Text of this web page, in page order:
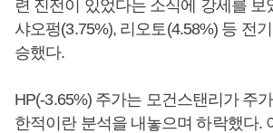
련 진전이 있었다는 소식에 강세를 보
샤오펑(3.75%), 리오토(4.58%) 등 전
승했다.
HP(-3.65%) 주가는 모건스탠리가 주
한적이란 분석을 내놓으며 하락했다.